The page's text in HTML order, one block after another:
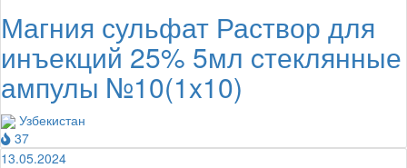
Магния сульфат Раствор для
инъекций 25% 5мл cтеклянные
ампулы №10(1x10)
Узбекистан
37
13.05.2024